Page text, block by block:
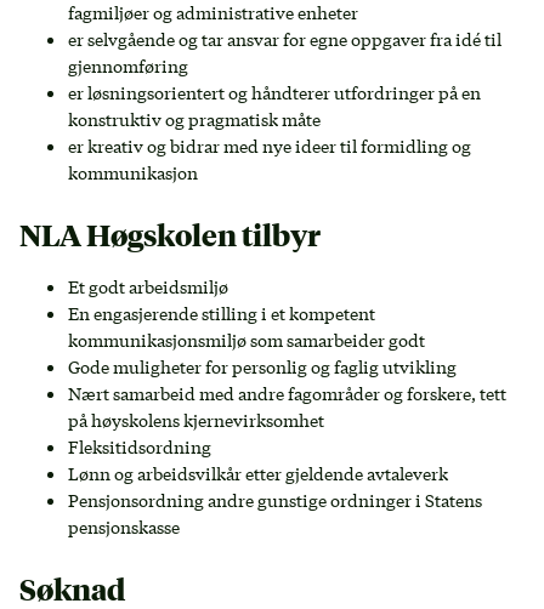
fagmiljøer og administrative enheter
er selvgående og tar ansvar for egne oppgaver fra idé til
gjennomføring
er løsningsorientert og håndterer utfordringer på en
konstruktiv og pragmatisk måte
er kreativ og bidrar med nye ideer til formidling og
kommunikasjon
NLA Høgskolen tilbyr
Et godt arbeidsmiljø
En engasjerende stilling i et kompetent
kommunikasjonsmiljø som samarbeider godt
Gode muligheter for personlig og faglig utvikling
Nært samarbeid med andre fagområder og forskere, tett
på høyskolens kjernevirksomhet
Fleksitidsordning
Lønn og arbeidsvilkår etter gjeldende avtaleverk
Pensjonsordning andre gunstige ordninger i Statens
pensjonskasse
Søknad